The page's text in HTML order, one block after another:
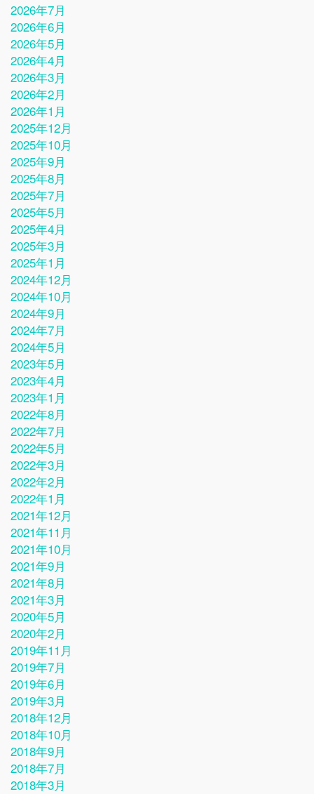
2026年7月
2026年6月
2026年5月
2026年4月
2026年3月
2026年2月
2026年1月
2025年12月
2025年10月
2025年9月
2025年8月
2025年7月
2025年5月
2025年4月
2025年3月
2025年1月
2024年12月
2024年10月
2024年9月
2024年7月
2024年5月
2023年5月
2023年4月
2023年1月
2022年8月
2022年7月
2022年5月
2022年3月
2022年2月
2022年1月
2021年12月
2021年11月
2021年10月
2021年9月
2021年8月
2021年3月
2020年5月
2020年2月
2019年11月
2019年7月
2019年6月
2019年3月
2018年12月
2018年10月
2018年9月
2018年7月
2018年3月